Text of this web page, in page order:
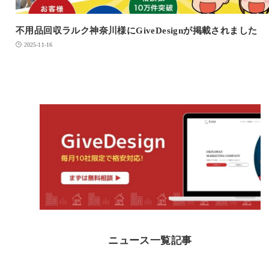
不用品回収ラルク神奈川様にGiveDesignが掲載されました
2025-11-16
ニュース一覧記事